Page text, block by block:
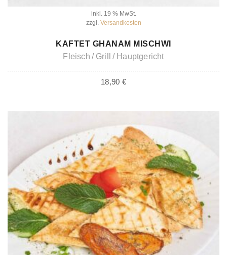
inkl. 19 % MwSt.
zzgl. Versandkosten
IN DEN WARENKORB
KAFTET GHANAM MISCHWI
Fleisch
Grill Hauptgericht
18,90 €